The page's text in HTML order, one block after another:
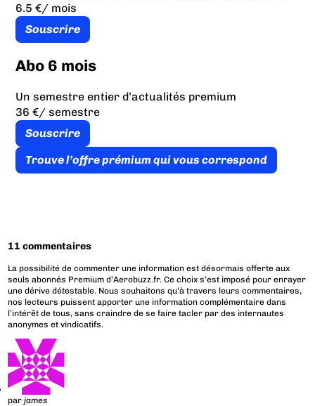
6.5 €/ mois
Souscrire
Abo 6 mois
Un semestre entier d’actualités premium
36 €/ semestre
Souscrire
Trouve l’offre prémium qui vous correspond
11 commentaires
La possibilité de commenter une information est désormais offerte aux
seuls abonnés Premium d’Aerobuzz.fr. Ce choix s’est imposé pour enrayer
une dérive détestable. Nous souhaitons qu’à travers leurs commentaires,
nos lecteurs puissent apporter une information complémentaire dans
l’intérêt de tous, sans craindre de se faire tacler par des internautes
anonymes et vindicatifs.
parjames